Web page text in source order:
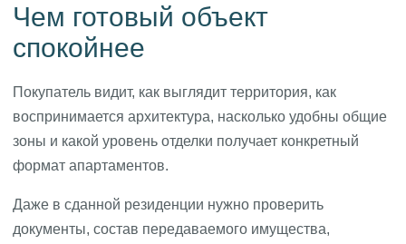
Чем готовый объект
спокойнее
Покупатель видит, как выглядит территория, как
воспринимается архитектура, насколько удобны общие
зоны и какой уровень отделки получает конкретный
формат апартаментов.
Даже в сданной резиденции нужно проверить
документы, состав передаваемого имущества,